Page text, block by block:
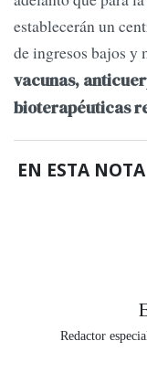
establecerán un
de ingresos bajos y
vacunas,
bioterapéuticas
EN ESTA NOTA
Redactor